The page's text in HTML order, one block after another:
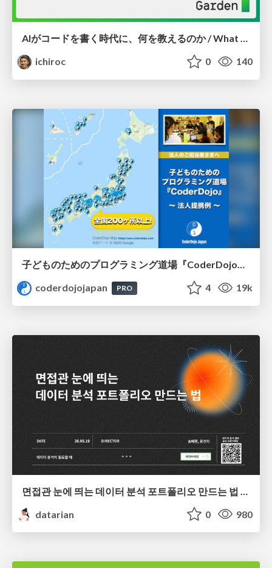
ichiroc
0 140
子どものためのプログラミング道場『CoderDojo』〜法人提携例〜 / Partnership with CoderDojo Japan
coderdojojapan
PRO 4 19k
datarian
0 980